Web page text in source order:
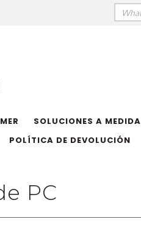
SOLUCIONES A MEDIDA
POLÍTICA DE DEVOLUCIÓN
PC